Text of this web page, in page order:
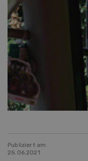
Publiziert am
25.06.2021